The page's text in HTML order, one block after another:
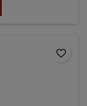
favorite_border